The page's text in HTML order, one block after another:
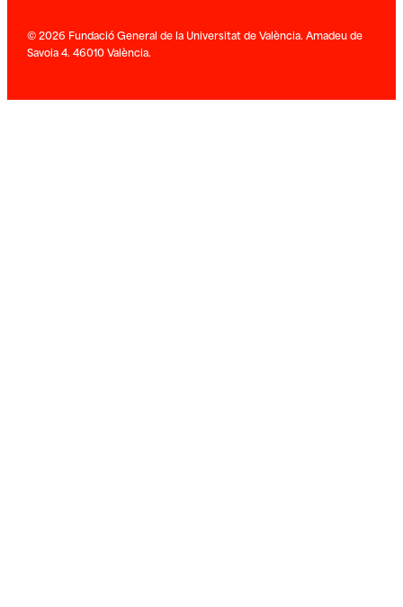
© 2026 Fundació General de la Universitat de València. Amadeu de
Savoia 4. 46010 València.